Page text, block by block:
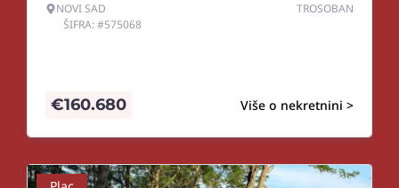
NOVI SAD
ŠIFRA: #575068
TROSOBAN
Više o nekretnini >
€160.680